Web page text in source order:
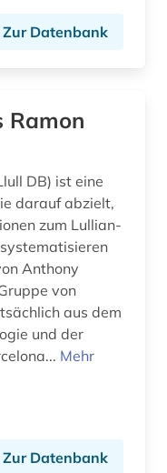
helmaspergersches notariatsinstrument (1)
Zur Datenbank
Ramon
DB) ist eine
darauf abzielt,
zum Lullian-
Anthony
von
aus dem
und der
Mehr
Zur Datenbank